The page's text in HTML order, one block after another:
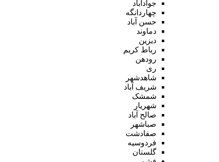
جوادآباد
چهاردانگه
حسن آباد
دماوند
دیزین
رباط کریم
رودهن
ری
شاهدشهر
شریف آباد
شمشک
شهریار
صالح آباد
صباشهر
صفادشت
فردوسیه
گلستان